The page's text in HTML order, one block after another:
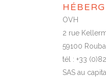
OVH
2 rue
59100
tél : +33
SAS au